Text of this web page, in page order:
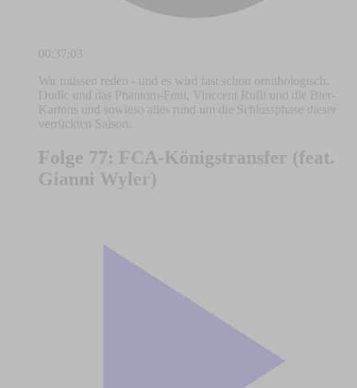
00:37:03
Wir müssen reden - und es wird fast schon ornithologisch.
Dudic und das Phantom-Foul, Vinccent Rufli und die Bier-
Kartons und sowieso alles rund um die Schlussphase dieser
verrückten Saison.
Folge 77: FCA-Königstransfer (feat.
Gianni Wyler)